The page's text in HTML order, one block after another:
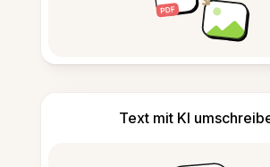
Text mit KI